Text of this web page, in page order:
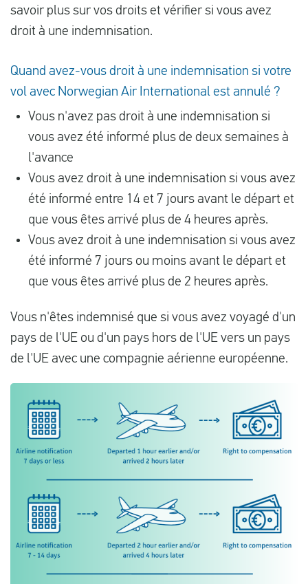
savoir plus sur vos droits et vérifier si vous avez
droit à une indemnisation.
Quand avez-vous droit à une indemnisation si votre
vol avec Norwegian Air International est annulé ?
Vous n'avez pas droit à une indemnisation si
vous avez été informé plus de deux semaines à
l'avance
Vous avez droit à une indemnisation si vous avez
été informé entre 14 et 7 jours avant le départ et
que vous êtes arrivé plus de 4 heures après.
Vous avez droit à une indemnisation si vous avez
été informé 7 jours ou moins avant le départ et
que vous êtes arrivé plus de 2 heures après.
Vous n'êtes indemnisé que si vous avez voyagé d'un
pays de l'UE ou d'un pays hors de l'UE vers un pays
de l'UE avec une compagnie aérienne européenne.